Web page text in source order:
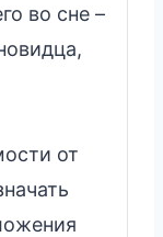
во сне –
от